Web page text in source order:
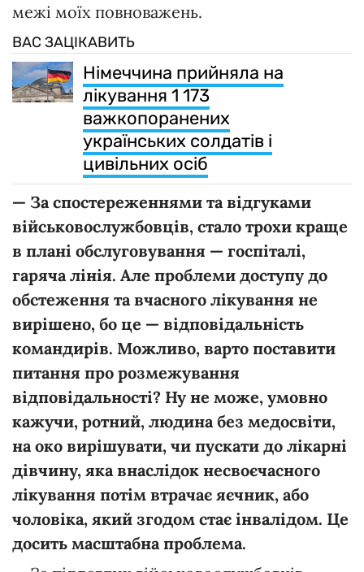
межі моїх повноважень.
ВАС ЗАЦІКАВИТЬ
Німеччина прийняла на
лікування 1 173
важкопоранених
українських солдатів і
цивільних осіб
— За спостереженнями та відгуками
військовослужбовців, стало трохи краще
в плані обслуговування — госпіталі,
гаряча лінія. Але проблеми доступу до
обстеження та вчасного лікування не
вирішено, бо це — відповідальність
командирів. Можливо, варто поставити
питання про розмежування
відповідальності? Ну не може, умовно
кажучи, ротний, людина без медосвіти,
на око вирішувати, чи пускати до лікарні
дівчину, яка внаслідок несвоєчасного
лікування потім втрачає яєчник, або
чоловіка, який згодом стає інвалідом. Це
досить масштабна проблема.